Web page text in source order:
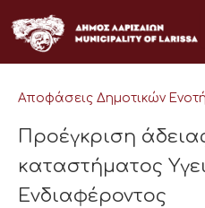
στο
περιεχόμενο
Αποφάσεις Δημοτικών
Προέγκριση
καταστήματος
Ενδιαφέροντος